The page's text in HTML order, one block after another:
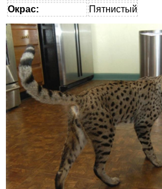
Окрас:
Пятнистый